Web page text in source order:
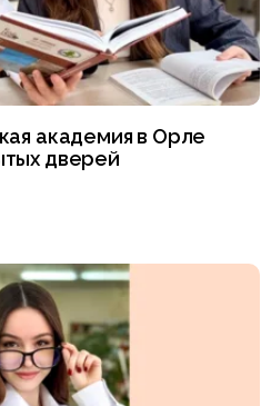
академия в Орле
дверей